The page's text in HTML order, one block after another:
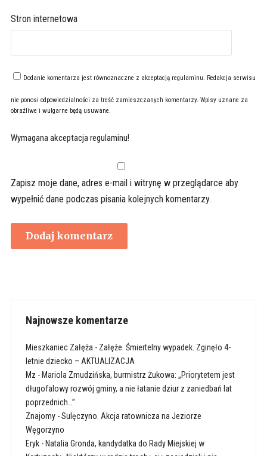
Stron internetowa
Dodanie komentarza jest równoznaczne z akceptacją regulaminu. Redakcja serwisu
nie ponosi odpowiedzialności za treść zamieszczanych komentarzy. Wpisy uznane za
obraźliwe i wulgarne będą usuwane.
Wymagana akceptacja regulaminu!
Zapisz moje dane, adres e-mail i witrynę w przeglądarce aby
wypełnić dane podczas pisania kolejnych komentarzy.
Najnowsze komentarze
Mieszkaniec Załęża - Załęże. Śmiertelny wypadek. Zginęło 4-
letnie dziecko – AKTUALIZACJA
Mz - Mariola Zmudzińska, burmistrz Żukowa: „Priorytetem jest
długofalowy rozwój gminy, a nie łatanie dziur z zaniedbań lat
poprzednich…”
Znajomy-Sulęczyno. Akcja ratownicza na Jeziorze
Węgorzyno
Eryk- Natalia Gronda, kandydatka do Rady Miejskiej w